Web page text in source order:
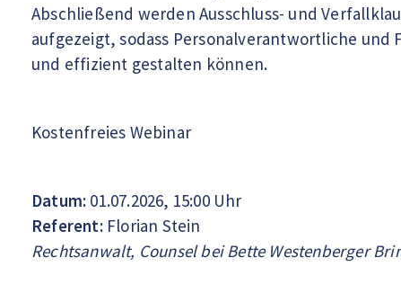
Abschließend werden Ausschluss- und
aufgezeigt, sodass Personalverantwortliche
und effizient gestalten können.
Kostenfreies Webinar
Datum: 01.07.2026, 15:00 Uhr
Referent:Florian Stein
Rechtsanwalt, Counsel bei Bette Westenberger